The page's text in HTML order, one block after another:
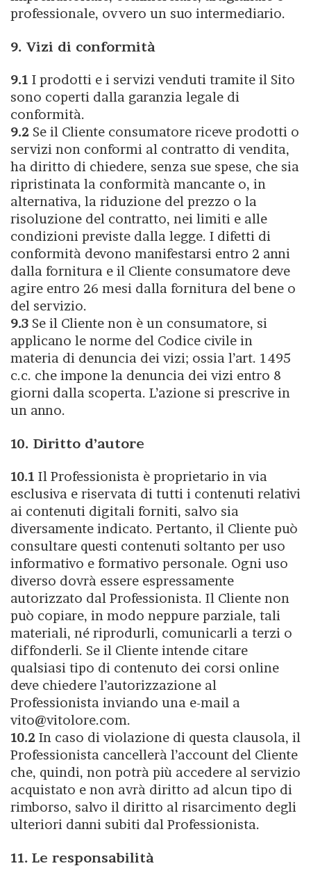
professionale, ovvero un suo intermediario.
9. Vizi di conformità
9.1 I prodotti e i servizi venduti tramite il Sito
sono coperti dalla garanzia legale di
conformità.
9.2 Se il Cliente consumatore riceve prodotti o
servizi non conformi al contratto di vendita,
ha diritto di chiedere, senza sue spese, che sia
ripristinata la conformità mancante o, in
alternativa, la riduzione del prezzo o la
risoluzione del contratto, nei limiti e alle
condizioni previste dalla legge. I difetti di
conformità devono manifestarsi entro 2 anni
dalla fornitura e il Cliente consumatore deve
agire entro 26 mesi dalla fornitura del bene o
del servizio.
9.3 Se il Cliente non è un consumatore, si
applicano le norme del Codice civile in
materia di denuncia dei vizi; ossia l’art. 1495
c.c. che impone la denuncia dei vizi entro 8
giorni dalla scoperta. L’azione si prescrive in
un anno.
10. Diritto d’autore
10.1 Il Professionista è proprietario in via
esclusiva e riservata di tutti i contenuti relativi
ai contenuti digitali forniti, salvo sia
diversamente indicato. Pertanto, il Cliente può
consultare questi contenuti soltanto per uso
informativo e formativo personale. Ogni uso
diverso dovrà essere espressamente
autorizzato dal Professionista. Il Cliente non
può copiare, in modo neppure parziale, tali
materiali, né riprodurli, comunicarli a terzi o
diffonderli. Se il Cliente intende citare
qualsiasi tipo di contenuto dei corsi online
deve chiedere l’autorizzazione al
Professionista inviando una e-mail a
vito@vitolore.com.
10.2 In caso di violazione di questa clausola, il
Professionista cancellerà l’account del Cliente
che, quindi, non potrà più accedere al servizio
acquistato e non avrà diritto ad alcun tipo di
rimborso, salvo il diritto al risarcimento degli
ulteriori danni subiti dal Professionista.
11. Le responsabilità